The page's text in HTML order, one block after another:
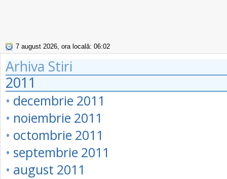
7 august 2026, ora locală: 06:02
Arhiva Stiri
2011
• decembrie 2011
• noiembrie 2011
• octombrie 2011
• septembrie 2011
• august 2011